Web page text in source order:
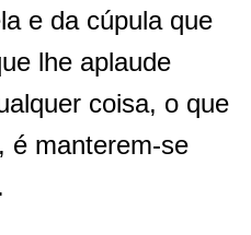
e da cúpula que
lhe aplaude
coisa, o que
é manterem-se